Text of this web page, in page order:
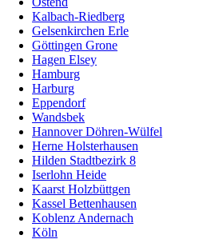
Kalbach-Riedberg
Gelsenkirchen Erle
Göttingen Grone
Hagen Elsey
Hamburg
Harburg
Eppendorf
Wandsbek
Hannover Döhren-Wülfel
Herne Holsterhausen
Hilden Stadtbezirk 8
Iserlohn Heide
Kaarst Holzbüttgen
Kassel Bettenhausen
Koblenz Andernach
Köln